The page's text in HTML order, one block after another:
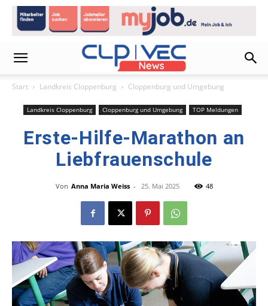
Start Landkreis Cloppenburg Cloppenburg und Umgebung
Landkreis Cloppenburg Cloppenburg und Umgebung TOP Meldungen
Erste-Hilfe-Marathon an
Liebfrauenschule
Von Anna Maria Weiss - 25. Mai 2025 48